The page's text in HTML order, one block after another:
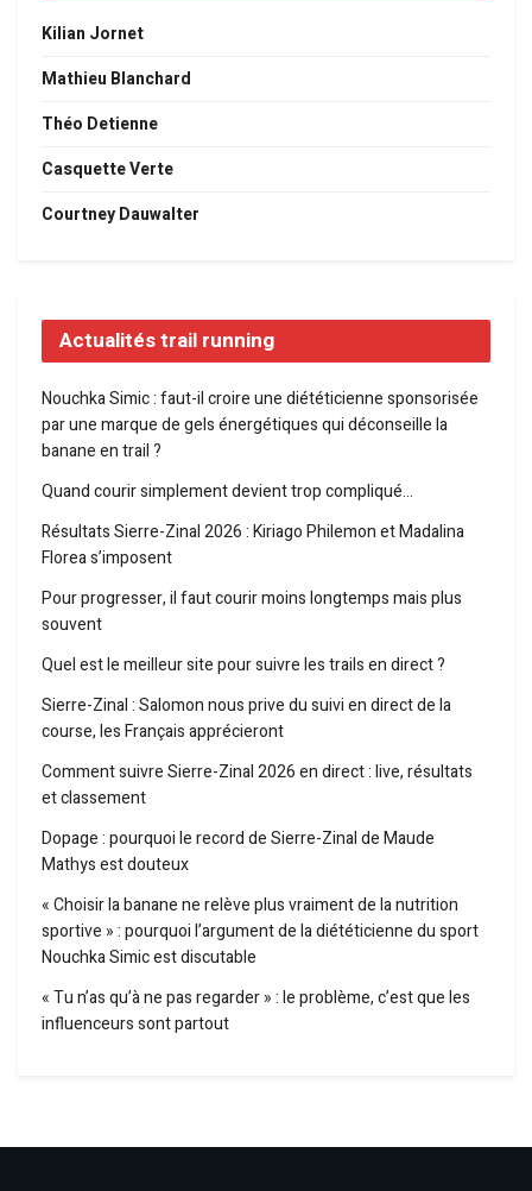
Kilian Jornet
Mathieu Blanchard
Théo Detienne
Casquette Verte
Courtney Dauwalter
Actualités trail running
Nouchka Simic : faut-il croire une diététicienne sponsorisée
par une marque de gels énergétiques qui déconseille la
banane en trail ?
Quand courir simplement devient trop compliqué…
Résultats Sierre-Zinal 2026 : Kiriago Philemon et Madalina
Florea s’imposent
Pour progresser, il faut courir moins longtemps mais plus
souvent
Quel est le meilleur site pour suivre les trails en direct ?
Sierre-Zinal : Salomon nous prive du suivi en direct de la
course, les Français apprécieront
Comment suivre Sierre-Zinal 2026 en direct : live, résultats
et classement
Dopage : pourquoi le record de Sierre-Zinal de Maude
Mathys est douteux
« Choisir la banane ne relève plus vraiment de la nutrition
sportive » : pourquoi l’argument de la diététicienne du sport
Nouchka Simic est discutable
« Tu n’as qu’à ne pas regarder » : le problème, c’est que les
influenceurs sont partout